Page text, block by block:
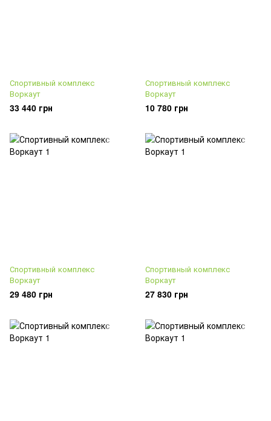
Спортивный комплекс
Воркаут
33 440 грн
Спортивный комплекс
Воркаут
10 780 грн
Спортивный комплекс
Воркаут
29 480 грн
Спортивный комплекс
Воркаут
27 830 грн